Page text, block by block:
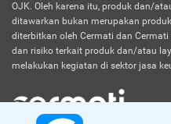
OJK. Oleh karena itu, produk dan/
ditawarkan bukan merupakan
diterbitkan oleh Cermati dan
dan risiko terkait produk dan/atau
melakukan kegiatan di sektor jasa